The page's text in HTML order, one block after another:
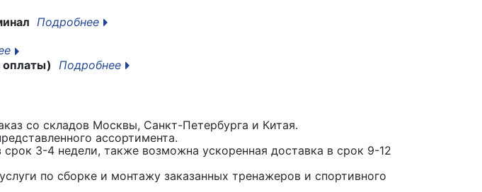
Подробнее
оплаты)
Подробнее
со складов Москвы, Санкт-Петербурга и Китая.
ассортимента.
3-4 недели, также возможна ускоренная доставка в срок 9-12
по сборке и монтажу заказанных тренажеров и спортивного